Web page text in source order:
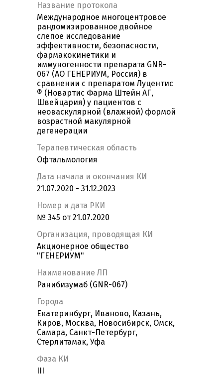
Название протокола
Международное многоцентровое
рандомизированное двойное
слепое исследование
эффективности, безопасности,
фармакокинетики и
иммуногенности препарата GNR-
067 (АО ГЕНЕРИУМ, Россия) в
сравнении с препаратом Луцентис
® (Новартис Фарма Штейн АГ,
Швейцария) у пациентов с
неоваскулярной (влажной) формой
возрастной макулярной
дегенерации
Терапевтическая область
Офтальмология
Дата начала и окончания КИ
21.07.2020 - 31.12.2023
Номер и дата РКИ
№ 345 от 21.07.2020
Организация, проводящая КИ
Акционерное общество
"ГЕНЕРИУМ"
Наименование ЛП
Ранибизумаб (GNR-067)
Города
Екатеринбург, Иваново, Казань,
Киров, Москва, Новосибирск, Омск,
Самара, Санкт-Петербург,
Стерлитамак, Уфа
Фаза КИ